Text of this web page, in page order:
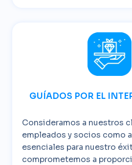
GUÍADOS POR EL
Consideramos a nuestros
empleados y socios como
esenciales para nuestro
comprometemos a